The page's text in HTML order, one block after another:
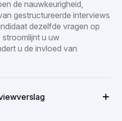
de nauwkeurigheid,
gestructureerde interviews
dezelfde vragen op
stroomlijnt u uw
u de invloed van